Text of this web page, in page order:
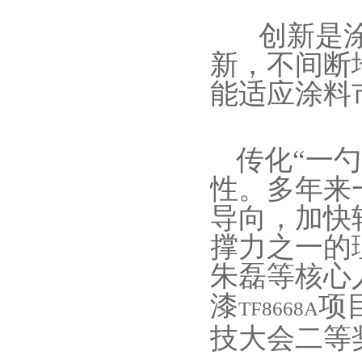
创新是
新，不间断
能适应涂料
传化“一
性。多年来
导向，加快
撑力之一的
朱磊等核心
漆TF8668A项
技大会二等